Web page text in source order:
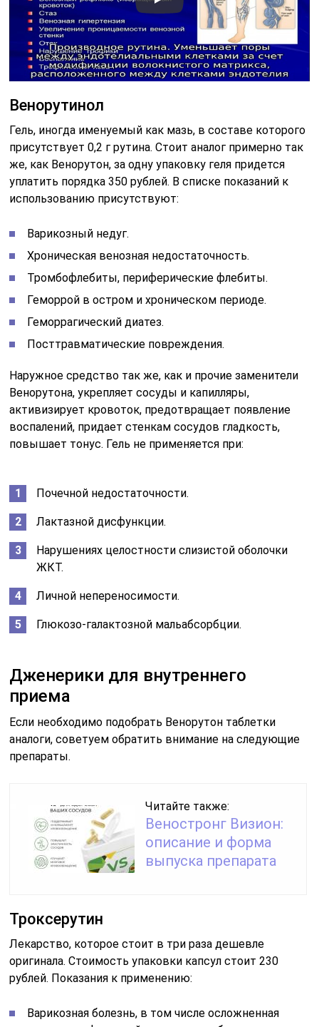
Венорутинол
Гель, иногда именуемый как мазь, в составе которого
присутствует 0,2 г рутина. Стоит аналог примерно так
же, как Венорутон, за одну упаковку геля придется
уплатить порядка 350 рублей. В списке показаний к
использованию присутствуют:
Варикозный недуг.
Хроническая венозная недостаточность.
Тромбофлебиты, периферические флебиты.
Геморрой в остром и хроническом периоде.
Геморрагический диатез.
Посттравматические повреждения.
Наружное средство так же, как и прочие заменители
Венорутона, укрепляет сосуды и капилляры,
активизирует кровоток, предотвращает появление
воспалений, придает стенкам сосудов гладкость,
повышает тонус. Гель не применяется при:
Почечной недостаточности.
Лактазной дисфункции.
Нарушениях целостности слизистой оболочки
ЖКТ.
Личной непереносимости.
Глюкозо-галактозной мальабсорбции.
Дженерики для внутреннего
приема
Если необходимо подобрать Венорутон таблетки
аналоги, советуем обратить внимание на следующие
препараты.
Читайте также:
Веностронг Визион:
описание и форма
выпуска препарата
Троксерутин
Лекарство, которое стоит в три раза дешевле
оригинала. Стоимость упаковки капсул стоит 230
рублей. Показания к применению:
Варикозная болезнь, в том числе осложненная